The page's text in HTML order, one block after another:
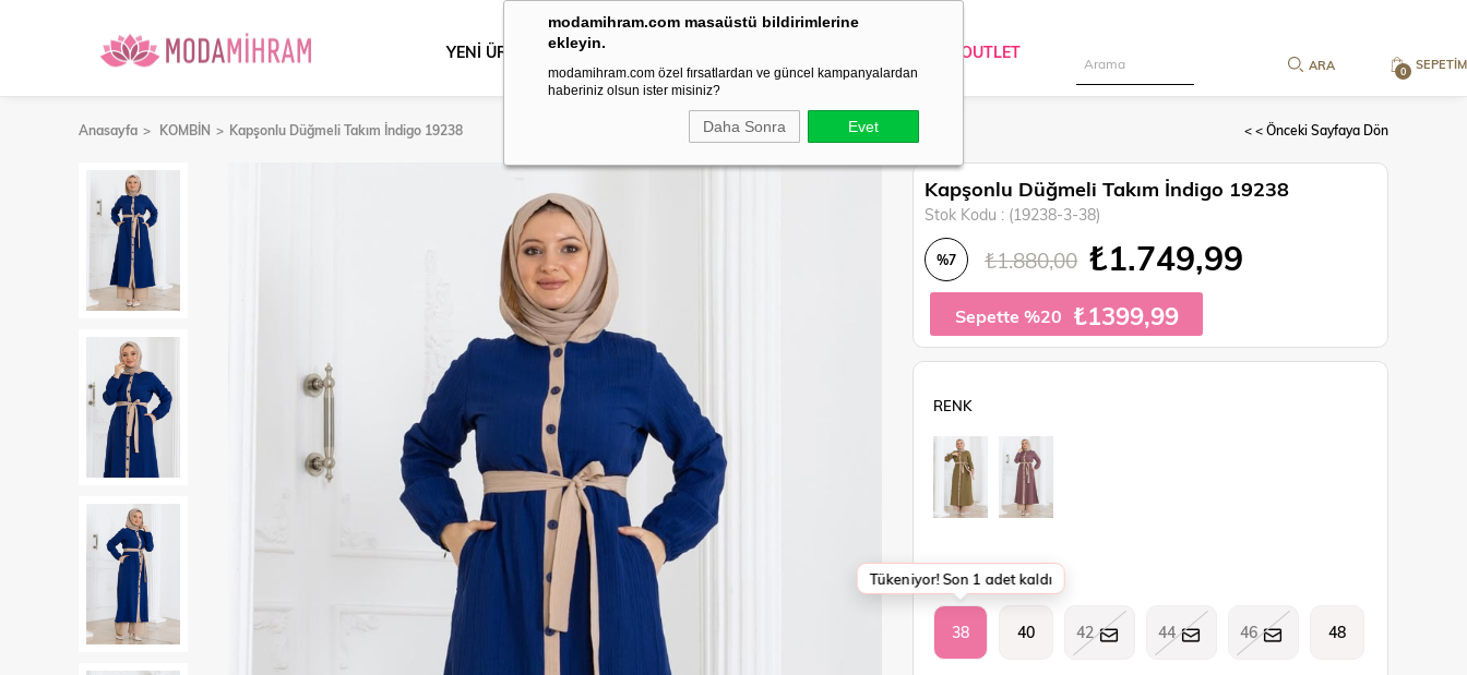
modamihram.com masaüstü bildirimlerine
ekleyin.
modamihram.com özel fırsatlardan ve güncel kampanyalardan
haberiniz olsun ister misiniz?
Daha Sonra Evet
SEPETIM
0
YENİ ÜRÜNLER DIŞ GİYİM OUTLET
Anasayfa KOMBİN Kapşonlu Düğmeli Takım İndigo 19238 < < Önceki Sayfaya Dön
Kapşonlu Düğmeli Takım İndigo 19238
Stok Kodu (19238-3-38)
%7 ₺1.880,00 ₺1.749,99
Sepette %20 ₺1399,99
BEDEN
38 40 42 44 46 48
Tükeniyor! Son 1 adet kaldı